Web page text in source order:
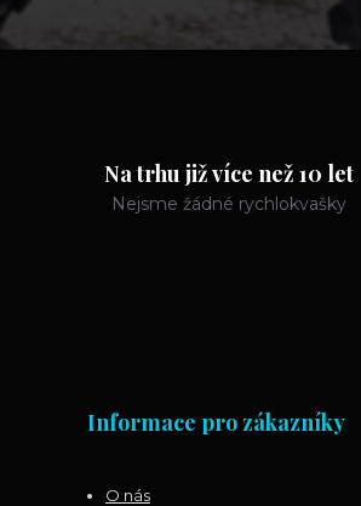
Na trhu již více než 10 let
Nejsme žádné rychlokvašky
Informace pro zákazníky
O nás